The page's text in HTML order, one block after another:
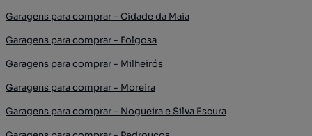
Garagens para comprar - Cidade da Maia
Garagens para comprar - Folgosa
Garagens para comprar - Milheirós
Garagens para comprar - Moreira
Garagens para comprar - Nogueira e Silva Escura